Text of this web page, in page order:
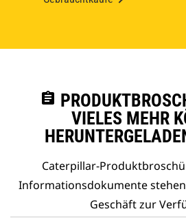
assignment
VIELES MEHR
Caterpillar-
Informationsdokumente
Geschäft zur